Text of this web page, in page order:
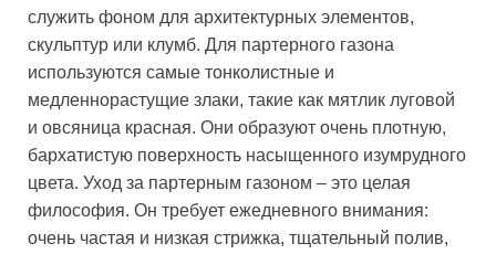
служить фоном для архитектурных элементов,
скульптур или клумб. Для партерного газона
используются самые тонколистные и
медленнорастущие злаки, такие как мятлик луговой
и овсяница красная. Они образуют очень плотную,
бархатистую поверхность насыщенного изумрудного
цвета. Уход за партерным газоном – это целая
философия. Он требует ежедневного внимания:
очень частая и низкая стрижка, тщательный полив,